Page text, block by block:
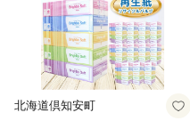
北海道倶知安町